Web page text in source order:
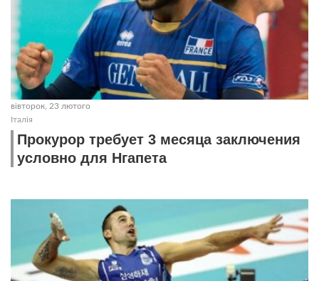
вівторок, 23 лютого
Італія
Прокурор требует 3 месяца заключения
условно для Нгапета